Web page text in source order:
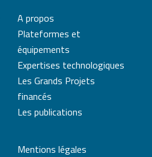
A propos
Plateformes et
équipements
Expertises technologiques
Les Grands Projets
financés
Les publications
Mentions légales